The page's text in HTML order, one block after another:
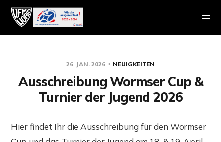
26. JAN. 2026 NEUIGKEITEN
Ausschreibung Wormser Cup &
Turnier der Jugend 2026
Hier findet Ihr die Ausschreibung für den Wormser